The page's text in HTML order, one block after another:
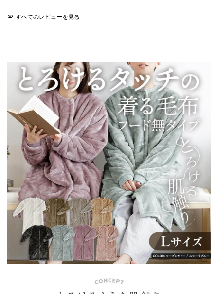
すべてのレビューを見る